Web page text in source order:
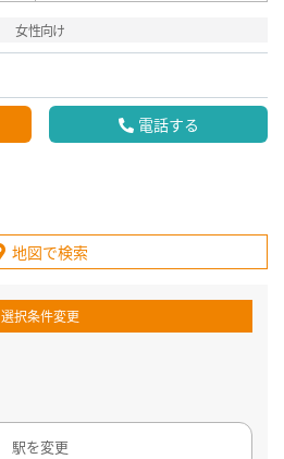
女性向け
電話する
地図で検索
選択条件変更
駅を変更